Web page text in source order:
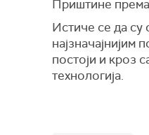
Приштине
Истиче се да су
најзначајнијим
постоји и кроз
технологија.